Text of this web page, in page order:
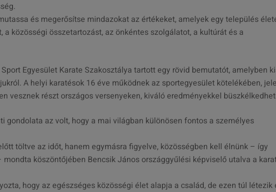
és megerősítse mindazokat az értékeket, amelyek egy település
közösségi összetartozást, az önkéntes szolgálatot, a kultúrát és a
Egyesület Karate Szakosztálya tartott egy rövid bemutatót, amelyben
A helyi karatésok 16 éve működnek az sportegyesület kötelékében,
vesznek részt országos versenyeken, kiváló eredményekkel
gondolata az volt, hogy a mai világban különösen fontos a személyes
töltve az időt, hanem egymásra figyelve, közösségben kell élnünk – így
köszöntőjében Bencsik János országgyűlési képviselő utalva a
hogy az egészséges közösségi élet alapja a család, de ezen túl létezik